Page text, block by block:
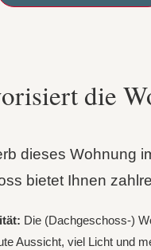
die
dieses Wohnung
bietet Ihnen
Die (Dachgeschoss-)
Aussicht, viel Licht und